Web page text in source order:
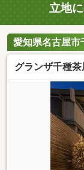
立地
愛知県名古屋市
グランザ千種